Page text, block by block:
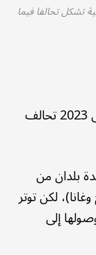
تشكل تحالفا فيما
شكلت هذه الدول الثلاث في سبتمبر/أيلول 2023 تحالف
بلدان من
لكن توتر
إلى